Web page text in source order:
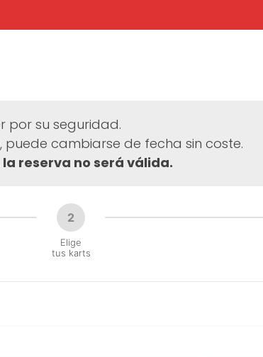
por su seguridad.
puede cambiarse de fecha sin coste.
reserva no será válida.
2
Elige
tus karts